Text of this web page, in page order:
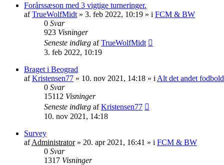
Forårssæson med 3 vigtige turneringer.
afTrueWolfMidt » 3. feb 2022, 10:19 » i FCM & BW
0 Svar
923 Visninger
Seneste indlæg afTrueWolfMidt
3. feb 2022, 10:19
Braget i Beograd
afKristensen77 » 10. nov 2021, 14:18 » i Alt det andet fodbold
0 Svar
15112 Visninger
Seneste indlæg afKristensen77
10. nov 2021, 14:18
Survey
afAdministrator» 20. apr 2021, 16:41 » i FCM & BW
0 Svar
1317 Visninger